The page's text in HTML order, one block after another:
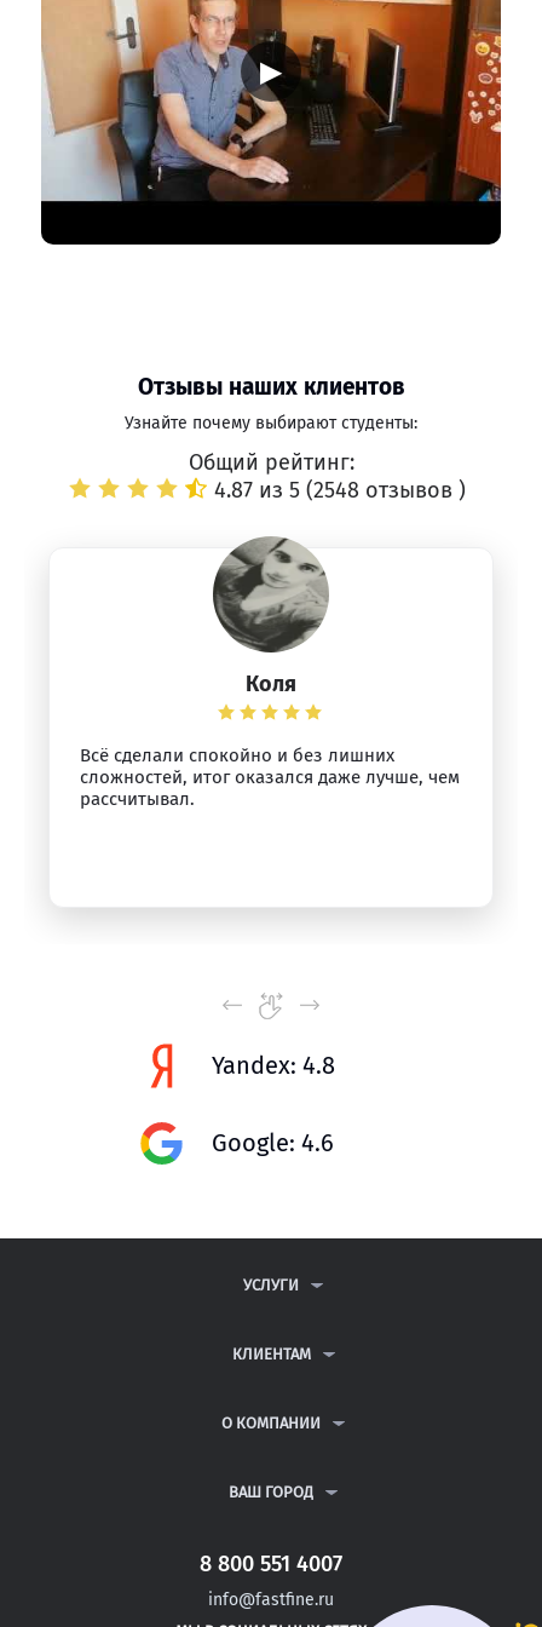
▶
Отзывы наших клиентов
Узнайте почему выбирают студенты:
Общий рейтинг:
4.87 из 5 (2548 отзывов )
Коля
Всё сделали спокойно и без лишних
сложностей, итог оказался даже лучше, чем
рассчитывал.
Yandex: 4.8
Google: 4.6
УСЛУГИ
ДИПЛОМНЫЕ РАБОТЫ
РЕФЕРАТЫ
КЛИЕНТАМ
ВОПРОСЫ И ОТВЕТЫ
ПОЛИТИКА КОНФИДЕНЦИАЛЬНОСТИ
О КОМПАНИИ
КОНТАКТЫ
ВАШ ГОРОД
САНКТ-ПЕТЕРБУРГ
БАТЫРЕВО
КАНАШ
8 800 551 4007
info@fastfine.ru